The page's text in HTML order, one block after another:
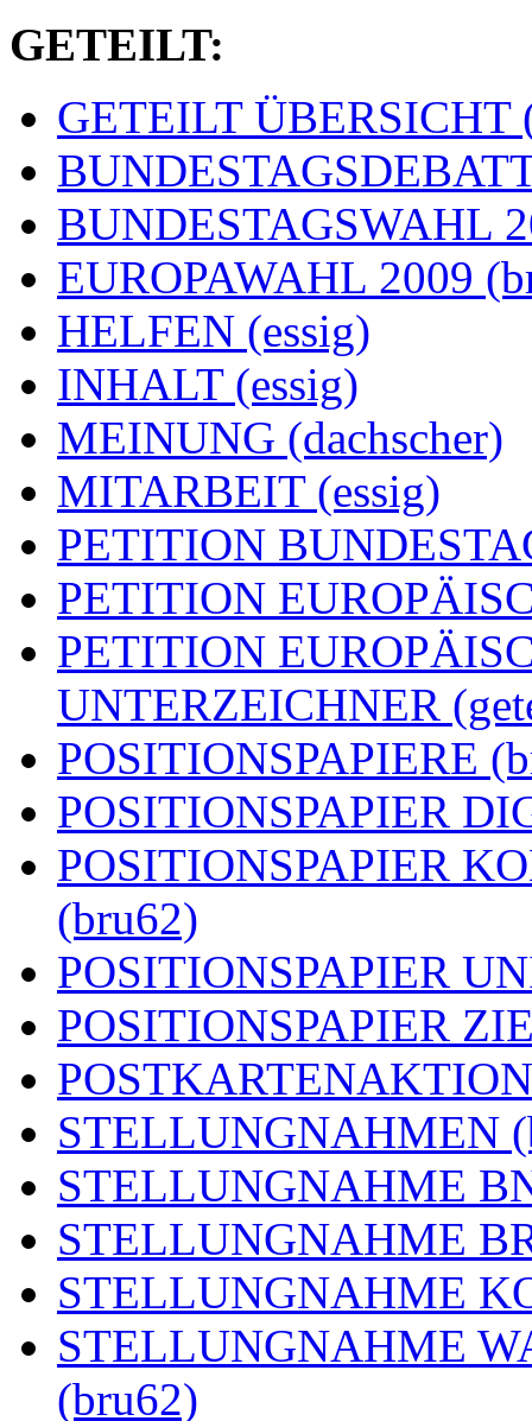
GETEILT:
GETEILT ÜBERSICHT
BUNDESTAGSWAHL
EUROPAWAHL 2009
HELFEN (essig)
INHALT (essig)
MEINUNG (dachscher)
MITARBEIT (essig)
PETITION
PETITION
PETITION
UNTERZEICHNER
POSITIONSPAPIERE
POSITIONSPAPIER
POSITIONSPAPIER
(bru62)
POSITIONSPAPIER
POSITIONSPAPIER
STELLUNGNAHMEN
STELLUNGNAHME
STELLUNGNAHME
STELLUNGNAHME
STELLUNGNAHME
(bru62)